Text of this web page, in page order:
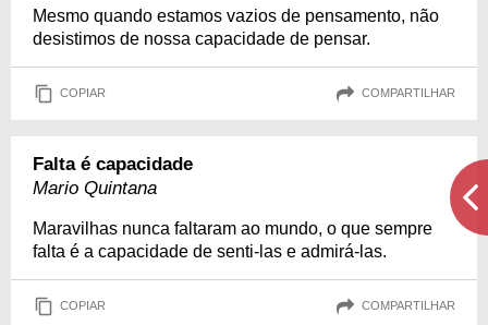
Mesmo quando estamos vazios de pensamento, não
desistimos de nossa capacidade de pensar.
COPIAR COMPARTILHAR
Falta é capacidade
Mario Quintana
Maravilhas nunca faltaram ao mundo, o que sempre
falta é a capacidade de senti-las e admirá-las.
COPIAR COMPARTILHAR